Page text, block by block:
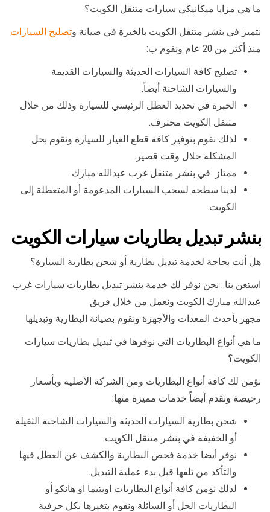
ما هي مزايا ميكانيكي سيارات متنقل الكويت؟
نتميز في بنشر متنقل الكويت بالخبرة في صيانة وتصليح السيارات
منذ أكثر من 20 عام ونقوم ب:
تصليح كافة السيارات الحديثة والسيارات القديمة
والسيارات الشاحنة أيضاً.
الخبرة في تحديد العطل الرئيسي للسيارة وذلك من خلال
متنقل الكويت محترف.
لذلك نقوم بتوفير كافة قطع الغيار للسيارة ونقوم بحل
المشكلة خلال وقت قصير.
ممتاز في بنشر متنقل غرب عبدالله مبارك.
لدينا سطحه لسحب السيارات المدعومة أو المتعطلة إلى
الكويت.
بنشر تبديل بطاريات سيارات الكويت
هل أنت بحاجة لخدمة تبديل بطارية أو شحن بطارية السيارة؟
استعن بنا.. نحن نوفر لك خدمة بنشر تبديل بطاريات سيارات غرب
عبدالله مبارك الكويت ونعمل من خلال فريق
مجهز بأحدث المعدات والأجهزة ونقوم بصيانة البطارية وتبديلها
ما هي أنواع البطاريات التي نوفرها في تبديل بطاريات سيارات
الكويت؟
نؤمن لك كافة أنواع البطاريات ومن الشركة الأصلية وبأسعار
رخيصة ونقدم أيضاً خدمات مميزة منها:
شحن بطارية السيارات الحديثة والسيارات الشاحنة الثقيلة
أو الخفيفة في بنشر متنقل الكويت.
نوفر أيضا خدمة فحص البطارية والكشف عن العطل فيها
والتأكد من تلفها قبل بدء عملية التبديل.
لذلك نؤمن كافة أنواع البطاريات اوبتيما او هانكو أو
البطاريات الجل أو السائلة ونقوم بتغيرها بكل حرفية